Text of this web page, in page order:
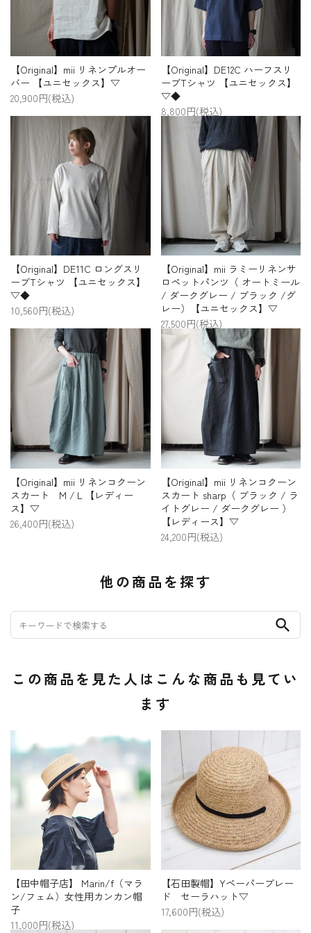
【Original】mii リネンプルオー
バー 【ユニセックス】▽
20,900円(税込)
【Original】DE12C ハーフスリ
ーブTシャツ 【ユニセックス】
▽◆
8,800円(税込)
【Original】DE11C ロングスリ
ーブTシャツ 【ユニセックス】
▽◆
10,560円(税込)
【Original】mii ラミーリネンサ
ロペットパンツ（ オートミール
/ ダークグレー / ブラック /グ
レー）【ユニセックス】▽
27,500円(税込)
【Original】mii リネンコクーン
スカート M /Ｌ【レディー
ス】▽
26,400円(税込)
【Original】mii リネンコクーン
スカート sharp（ ブラック / ラ
イトグレー / ダークグレー ）
【レディース】▽
24,200円(税込)
他の商品を探す
search
この商品を見た人はこんな商品も見てい
ます
【田中帽子店】 Marin/f（マラ
ン/フェム）女性用カンカン帽
子
11,000円(税込)
【石田製帽】Yペーパーブレー
ド セーラハット▽
17,600円(税込)